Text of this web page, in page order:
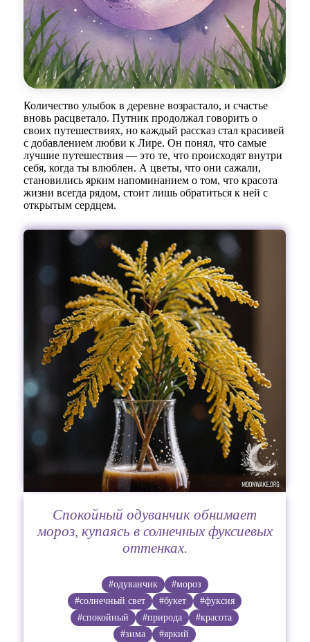
Количество улыбок в деревне возрастало, и счастье
вновь расцветало. Путник продолжал говорить о
своих путешествиях, но каждый рассказ стал красивей
с добавлением любви к Лире. Он понял, что самые
лучшие путешествия — это те, что происходят внутри
себя, когда ты влюблен. А цветы, что они сажали,
становились ярким напоминанием о том, что красота
жизни всегда рядом, стоит лишь обратиться к ней с
открытым сердцем.
Спокойный одуванчик обнимает
мороз, купаясь в солнечных фуксиевых
оттенках.
#одуванчик
#мороз
#солнечный свет
#букет
#фуксия
#спокойный
#природа
#красота
#зима
#яркий